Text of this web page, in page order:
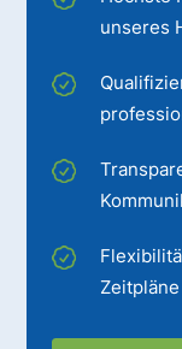
unseres
Zeitpläne